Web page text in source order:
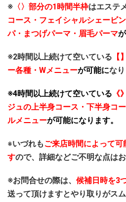
※ 〈〉部分の1時間半枠はエステ
コース・フェイシャルシェービ
パ・まつげパーマ・眉毛パーマ
※2時間以上続けて空いている 【】
ー各種・Wメニューが可能になり
※4時間以上続けて空いている 《》
ジュの上半身コース・下半身コ
ルメニューが可能になります。
※いづれもご来店時間によって
すので、 詳細などご不明な点は
※お問合せの際は、 候補日時を3
送って頂けますとやり取りがス